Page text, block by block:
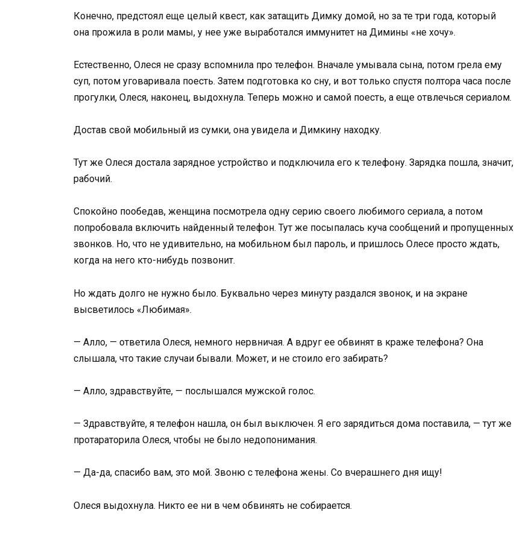
Конечно, предстоял еще целый квест, как затащить Димку домой, но за те три года, который
она прожила в роли мамы, у нее уже выработался иммунитет на Димины «не хочу».
Естественно, Олеся не сразу вспомнила про телефон. Вначале умывала сына, потом грела ему
суп, потом уговаривала поесть. Затем подготовка ко сну, и вот только спустя полтора часа после
прогулки, Олеся, наконец, выдохнула. Теперь можно и самой поесть, а еще отвлечься сериалом.
Достав свой мобильный из сумки, она увидела и Димкину находку.
Тут же Олеся достала зарядное устройство и подключила его к телефону. Зарядка пошла, значит,
рабочий.
Спокойно пообедав, женщина посмотрела одну серию своего любимого сериала, а потом
попробовала включить найденный телефон. Тут же посыпалась куча сообщений и пропущенных
звонков. Но, что не удивительно, на мобильном был пароль, и пришлось Олесе просто ждать,
когда на него кто-нибудь позвонит.
Но ждать долго не нужно было. Буквально через минуту раздался звонок, и на экране
высветилось «Любимая».
— Алло, — ответила Олеся, немного нервничая. А вдруг ее обвинят в краже телефона? Она
слышала, что такие случаи бывали. Может, и не стоило его забирать?
— Алло, здравствуйте, — послышался мужской голос.
— Здравствуйте, я телефон нашла, он был выключен. Я его зарядиться дома поставила, — тут же
протараторила Олеся, чтобы не было недопонимания.
— Да-да, спасибо вам, это мой. Звоню с телефона жены. Со вчерашнего дня ищу!
Олеся выдохнула. Никто ее ни в чем обвинять не собирается.